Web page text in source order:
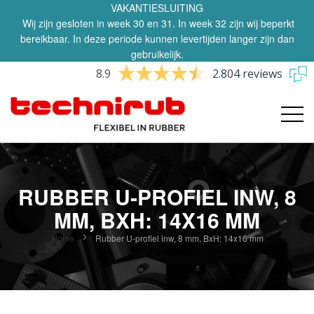
VAKANTIESLUITING
Wij zijn gesloten in week 30 en 31. In week 32 zijn wij beperkt
bereikbaar. In deze periode kunnen levertijden langer zijn dan
gebruikelijk.
8.9 2.804 reviews
RUBBER U-PROFIEL INW, 8
MM, BXH: 14X16 MM
Home Rubber U-profiel inw, 8 mm, BxH: 14x16 mm